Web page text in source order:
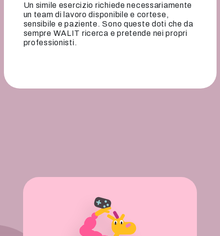
Un simile esercizio richiede necessariamente
un team di lavoro disponibile e cortese,
sensibile e paziente. Sono queste doti che da
sempre WALIT ricerca e pretende nei propri
professionisti.